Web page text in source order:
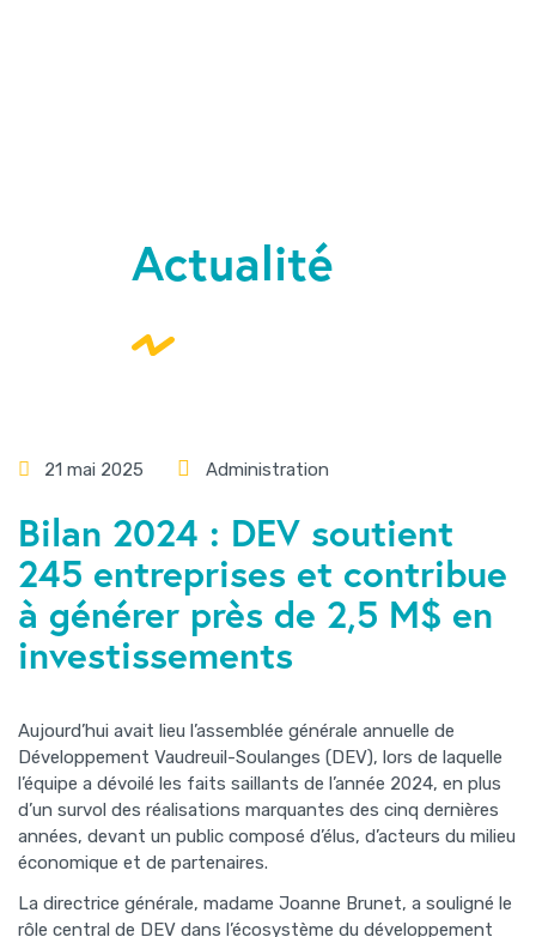
Actualité
21 mai 2025 Administration
Bilan 2024 : DEV soutient
245 entreprises et contribue
à générer près de 2,5 M$ en
investissements
Aujourd’hui avait lieu l’assemblée générale annuelle de
Développement Vaudreuil-Soulanges (DEV), lors de laquelle
l’équipe a dévoilé les faits saillants de l’année 2024, en plus
d’un survol des réalisations marquantes des cinq dernières
années, devant un public composé d’élus, d’acteurs du milieu
économique et de partenaires.
La directrice générale, madame Joanne Brunet, a souligné le
rôle central de DEV dans l’écosystème du développement